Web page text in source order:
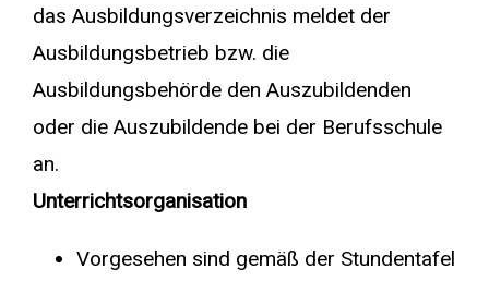
das Ausbildungsverzeichnis meldet der
Ausbildungsbetrieb bzw. die
Ausbildungsbehörde den Auszubildenden
oder die Auszubildende bei der Berufsschule
an.
Unterrichtsorganisation
Vorgesehen sind gemäß der Stundentafel